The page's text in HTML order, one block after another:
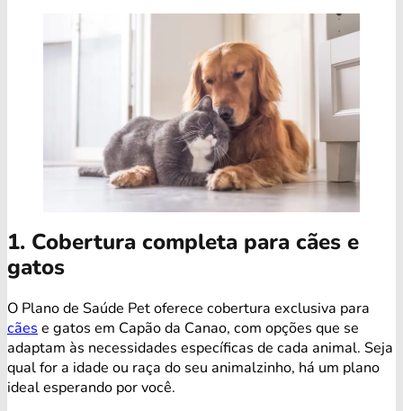
1. Cobertura completa para cães e
gatos
O Plano de Saúde Pet oferece cobertura exclusiva para
cães e gatos em Capão da Canao, com opções que se
adaptam às necessidades específicas de cada animal. Seja
qual for a idade ou raça do seu animalzinho, há um plano
ideal esperando por você.